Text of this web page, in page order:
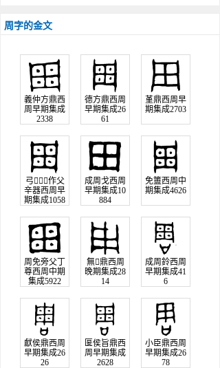
周字的金文
義仲方鼎西
周早期集成
2338
德方鼎西周
早期集成26
61
堇鼎西周早
期集成2703
弓作父
辛器西周早
期集成1058
成周戈西周
早期集成10
884
免簠西周中
期集成4626
周免旁父丁
尊西周中期
集成5922
無鼎西周
晚期集成28
14
成周鈴西周
早期集成41
6
獻侯鼎西周
早期集成26
26
匽侯旨鼎西
周早期集成
2628
小臣鼎西周
早期集成26
78